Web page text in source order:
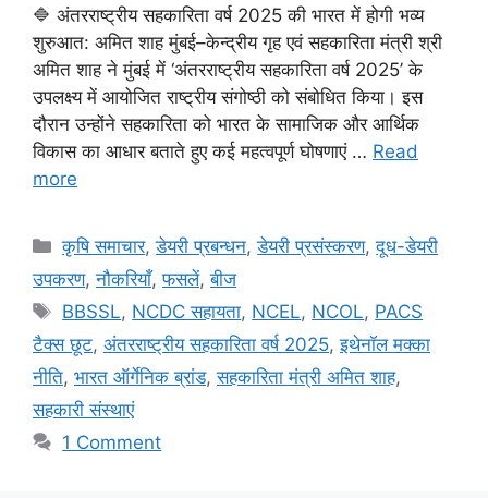
🔷 अंतरराष्ट्रीय सहकारिता वर्ष 2025 की भारत में होगी भव्य
शुरुआत: अमित शाह मुंबई–केन्द्रीय गृह एवं सहकारिता मंत्री श्री
अमित शाह ने मुंबई में ‘अंतरराष्ट्रीय सहकारिता वर्ष 2025’ के
उपलक्ष्य में आयोजित राष्ट्रीय संगोष्ठी को संबोधित किया। इस
दौरान उन्होंने सहकारिता को भारत के सामाजिक और आर्थिक
विकास का आधार बताते हुए कई महत्वपूर्ण घोषणाएं … Read
more
कृषि समाचार,डेयरी प्रबन्धन,डेयरी प्रसंस्करण,दूध-डेयरी
उपकरण,नौकरियाँ,फसलें,बीज
BBSSL, NCDC सहायता, NCEL, NCOL, PACS
टैक्स छूट, अंतरराष्ट्रीय सहकारिता वर्ष 2025,इथेनॉल मक्का
नीति, भारत ऑर्गेनिक ब्रांड,सहकारिता मंत्री अमित शाह,
सहकारी संस्थाएं
1 Comment